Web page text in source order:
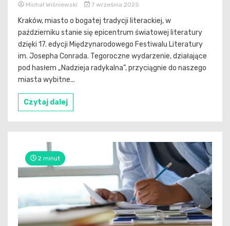
Michał Wiśniewski 7 września 2025
Kraków, miasto o bogatej tradycji literackiej, w
październiku stanie się epicentrum światowej literatury
dzięki 17. edycji Międzynarodowego Festiwalu Literatury
im. Josepha Conrada. Tegoroczne wydarzenie, działające
pod hasłem „Nadzieja radykalna”, przyciągnie do naszego
miasta wybitne...
Czytaj dalej
2 minut